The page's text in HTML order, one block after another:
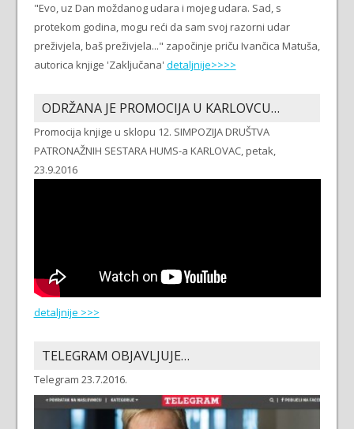
"Evo, uz Dan moždanog udara i mojeg udara. Sad, s
protekom godina, mogu reći da sam svoj razorni udar
preživjela, baš preživjela..." započinje priču Ivančica Matuša,
autorica knjige 'Zaključana' detaljnije>>>>
ODRŽANA JE PROMOCIJA U KARLOVCU…
Promocija knjige u sklopu 12. SIMPOZIJA DRUŠTVA
PATRONAŽNIH SESTARA HUMS-a KARLOVAC, petak,
23.9.2016
detaljnije >>>
TELEGRAM OBJAVLJUJE…
Telegram 23.7.2016.